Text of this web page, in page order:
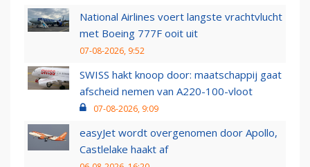
National Airlines voert langste vrachtvlucht
met Boeing 777F ooit uit
07-08-2026, 9:52
SWISS hakt knoop door: maatschappij gaat
afscheid nemen van A220-100-vloot
07-08-2026, 9:09
easyJet wordt overgenomen door Apollo,
Castlelake haakt af